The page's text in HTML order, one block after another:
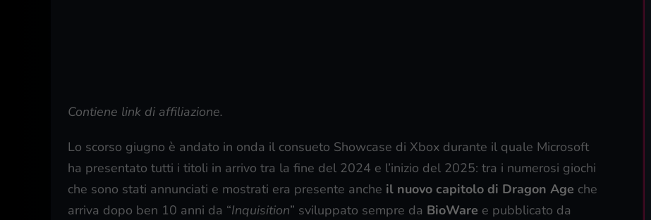
Contiene link di affiliazione.
Lo scorso giugno è andato in onda il consueto Showcase di Xbox durante il quale Microsoft
ha presentato tutti i titoli in arrivo tra la fine del 2024 e l’inizio del 2025: tra i numerosi giochi
che sono stati annunciati e mostrati era presente anche il nuovo capitolo di Dragon Age che
arriva dopo ben 10 anni da “Inquisition” sviluppato sempre da BioWare e pubblicato da